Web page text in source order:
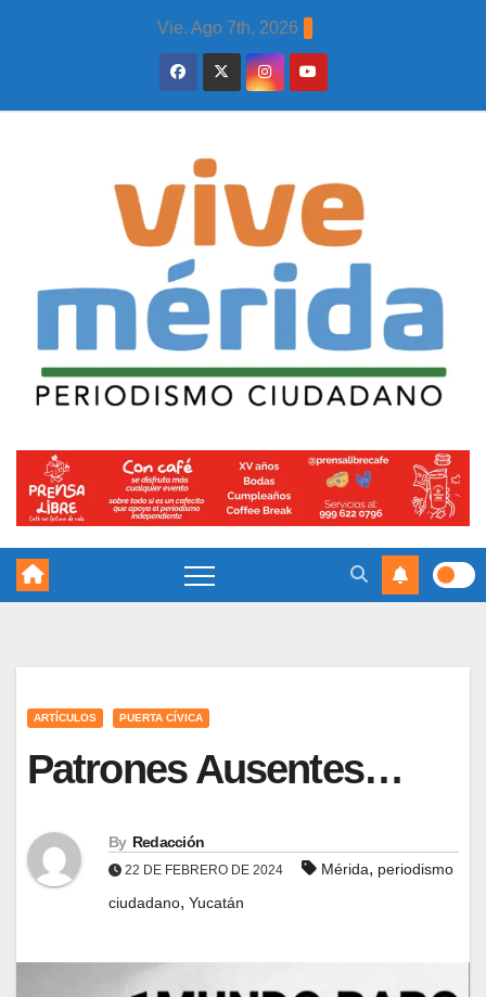
Vie. Ago 7th, 2026
ARTÍCULOS PUERTA CÍVICA
Patrones Ausentes…
By Redacción
22 DE FEBRERO DE 2024 Mérida, periodismo
ciudadano, Yucatán